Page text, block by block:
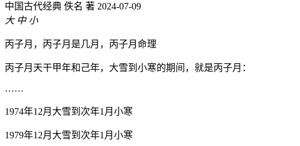
中国古代经典 佚名 著 2024-07-09
大 中 小
丙子月，丙子月是几月，丙子月命理
丙子月天干甲年和己年，大雪到小寒的期间，就是丙子月：
……
1974年12月大雪到次年1月小寒
1979年12月大雪到次年1月小寒